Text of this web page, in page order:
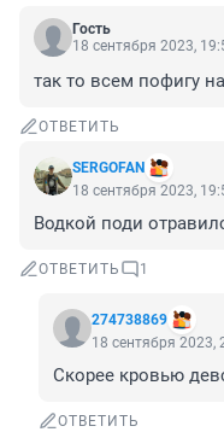
Гость
18 сентября 2023,
так то всем пофигу
ОТВЕТИТЬ
SERGOFAN
18 сентября 2023,
Водкой поди
ОТВЕТИТЬ 1
274738869
18 сентября 2023,
Скорее кровью
ОТВЕТИТЬ